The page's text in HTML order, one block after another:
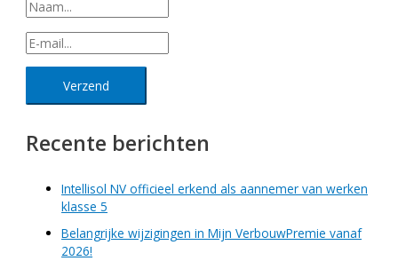
Recente berichten
Intellisol NV officieel erkend als aannemer van werken
klasse 5
Belangrijke wijzigingen in Mijn VerbouwPremie vanaf
2026!